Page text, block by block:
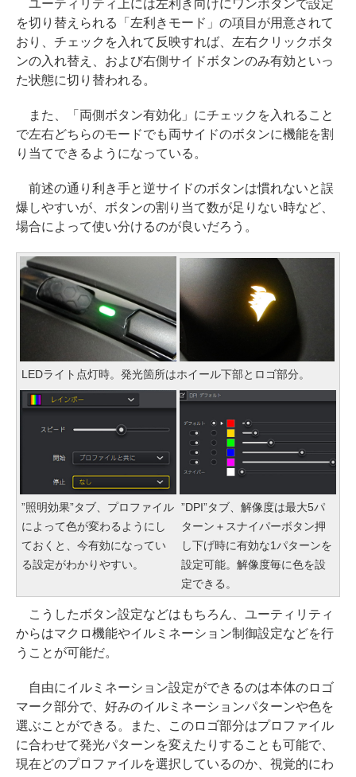
ユーティリティ上には左利き向けにワンボタンで設定
を切り替えられる「左利きモード」の項目が用意されて
おり、チェックを入れて反映すれば、左右クリックボタ
ンの入れ替え、および右側サイドボタンのみ有効といっ
た状態に切り替われる。
また、「両側ボタン有効化」にチェックを入れること
で左右どちらのモードでも両サイドのボタンに機能を割
り当てできるようになっている。
前述の通り利き手と逆サイドのボタンは慣れないと誤
爆しやすいが、ボタンの割り当て数が足りない時など、
場合によって使い分けるのが良いだろう。
LEDライト点灯時。発光箇所はホイール下部とロゴ部分。
”照明効果”タブ、プロファイル
によって色が変わるようにし
ておくと、今有効になってい
る設定がわかりやすい。
”DPI”タブ、解像度は最大5パ
ターン＋スナイパーボタン押
し下げ時に有効な1パターンを
設定可能。解像度毎に色を設
定できる。
こうしたボタン設定などはもちろん、ユーティリティ
からはマクロ機能やイルミネーション制御設定などを行
うことが可能だ。
自由にイルミネーション設定ができるのは本体のロゴ
マーク部分で、好みのイルミネーションパターンや色を
選ぶことができる。また、このロゴ部分はプロファイル
に合わせて発光パターンを変えたりすることも可能で、
現在どのプロファイルを選択しているのか、視覚的にわ